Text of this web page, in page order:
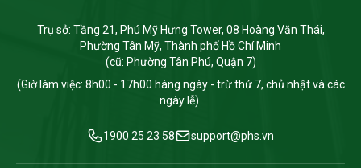
Trụ sở: Tầng 21, Phú Mỹ Hưng Tower, 08 Hoàng Văn Thái,
Phường Tân Mỹ, Thành phố Hồ Chí Minh
(cũ: Phường Tân Phú, Quận 7)
(Giờ làm việc: 8h00 - 17h00 hàng ngày - trừ thứ 7, chủ nhật và các
ngày lễ)
1900 25 23 58 support@phs.vn